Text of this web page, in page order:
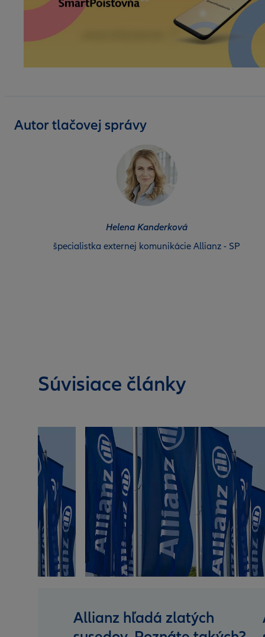
Autor tlačovej správy
Helena Kanderková
špecialistka externej komunikácie Allianz - SP
Súvisiace články
Allianz hľadá zlatých